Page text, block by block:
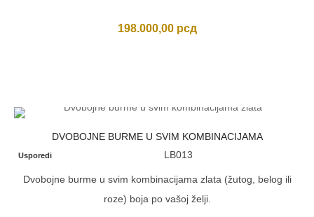
198.000,00 рсд
DVOBOJNE BURME U SVIM KOMBINACIJAMA
Usporedi LB013
Dvobojne burme u svim kombinacijama zlata (žutog, belog ili
roze) boja po vašoj želji.